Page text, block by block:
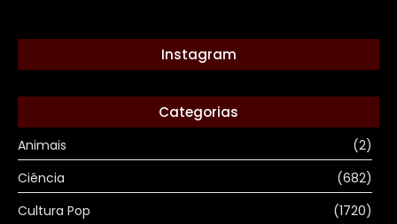
Instagram
Categorias
Animais
(2)
Ciência
(682)
Cultura Pop
(1720)